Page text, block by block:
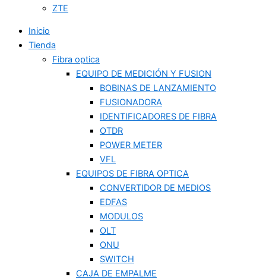
ZTE
Inicio
Tienda
Fibra optica
EQUIPO DE MEDICIÓN Y FUSION
BOBINAS DE LANZAMIENTO
FUSIONADORA
IDENTIFICADORES DE FIBRA
OTDR
POWER METER
VFL
EQUIPOS DE FIBRA OPTICA
CONVERTIDOR DE MEDIOS
EDFAS
MODULOS
OLT
ONU
SWITCH
CAJA DE EMPALME